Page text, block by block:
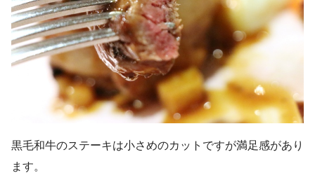
黒毛和牛のステーキは小さめのカットですが満足感があり
ます。